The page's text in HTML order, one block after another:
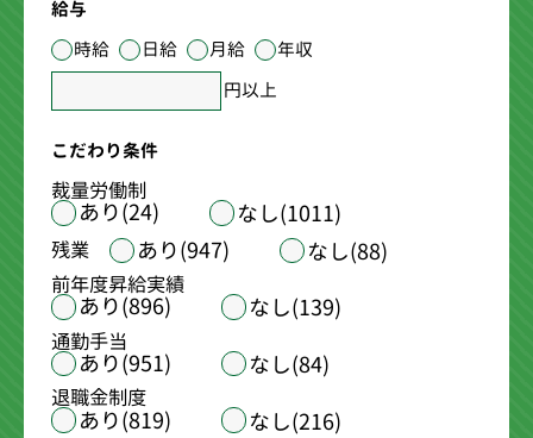
給与
時給
日給 月給
年収
円以上
こだわり条件
裁量労働制
あり(24) なし(1011)
残業 あり(947) なし(88)
前年度昇給実績
あり(896) なし(139)
通勤手当
あり(951) なし(84)
退職金制度
あり(819) なし(216)